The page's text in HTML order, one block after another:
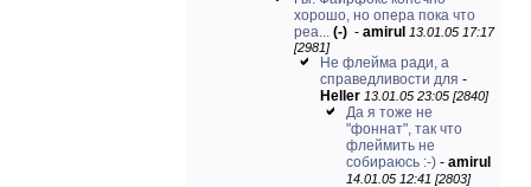
хорошо, но опера пока что
реа... (-) - amirul 13.01.05 17:17
[2981]
Не флейма ради, а
справедливости для -
Heller 13.01.05 23:05 [2840]
Да я тоже не
"фоннат", так что
флеймить не
собираюсь :-) - amirul
14.01.05 12:41 [2803]